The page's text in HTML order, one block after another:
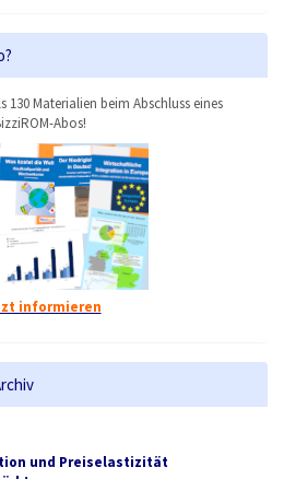
130 Materialien beim Abschluss eines
Abos!
informieren
und Preiselastizität